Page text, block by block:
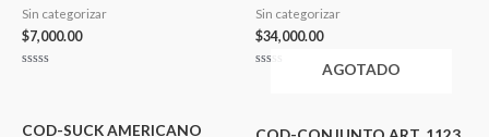
Sin categorizar
$7,000.00
5
Sin categorizar
$34,000.00
COD-SUCK AMERICANO
AGOTADO